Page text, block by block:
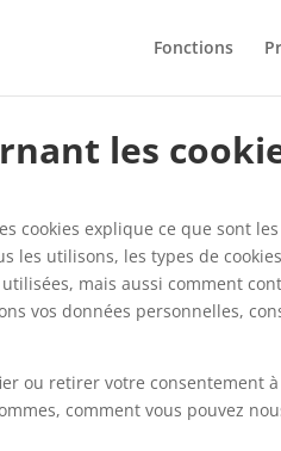
Fonctions
les
cookies explique ce que sont
les utilisons, les types de
mais aussi comment
vos données personnelles,
ou retirer votre consentement
comment vous pouvez